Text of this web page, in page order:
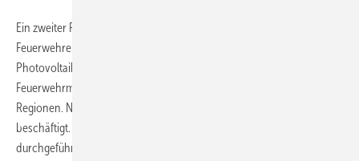
Ein zweiter Forschungsschwerpunkt war, den Rettungskräften und
Feuerwehren mehr Sicherheit im Einsatz bei Objekten mit
Photovoltaikanlagen zu geben. Immerhin sind die meisten
Feuerwehrmänner in Deutschland freiwillige Helfer in ländlichen
Regionen. Nur ein geringer Teil ist beruflich mit der Brandbekämpfung
beschäftigt. Dazu haben die Forscher schon 2011 Versuche
durchgeführt. Sie haben bestätigt, dass die geltenden